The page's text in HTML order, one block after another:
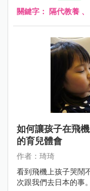
關鍵字： 隔代教養 、
如何讓孩子在飛
的育兒體會
作者：琦琦
看到飛機上孩子哭鬧
次跟我們去日本的事。